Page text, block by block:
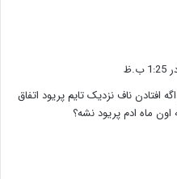
افتادن ناف نزدیک تایم پریود اتفاق
اون ماه ادم پریود نشه؟